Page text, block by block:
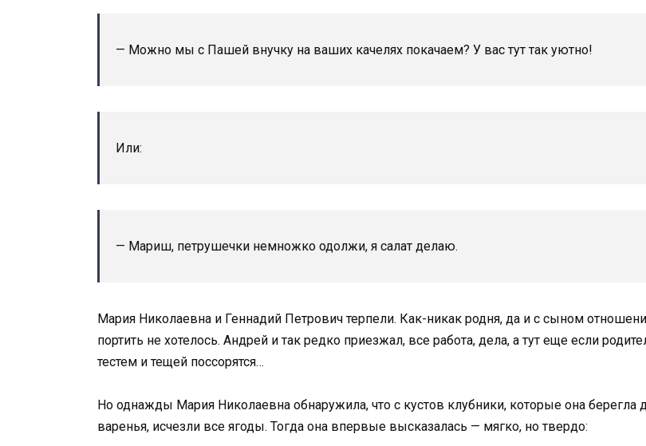
— Можно мы с Пашей внучку на ваших качелях покачаем? У вас тут так уютно!
Или:
— Мариш, петрушечки немножко одолжи, я салат делаю.
Мария Николаевна и Геннадий Петрович терпели. Как-никак родня, да и с сыном
портить не хотелось. Андрей и так редко приезжал, все работа, дела, а тут еще если
тестем и тещей поссорятся…
Но однажды Мария Николаевна обнаружила, что с кустов клубники, которые она берегла
варенья, исчезли все ягоды. Тогда она впервые высказалась — мягко, но твердо: